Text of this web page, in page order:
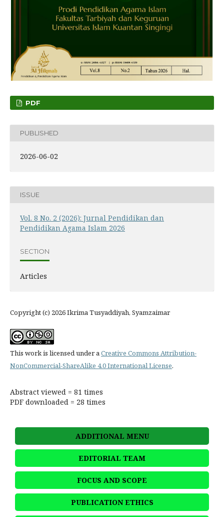
PDF
PUBLISHED
2026-06-02
ISSUE
Vol. 8 No. 2 (2026): Jurnal Pendidikan dan
Pendidikan Agama Islam 2026
SECTION
Articles
Copyright (c) 2026 Ikrima Tusyaddiyah, Syamzaimar
This work is licensed under aCreative Commons Attribution-
NonCommercial-ShareAlike 4.0 International License.
Abstract viewed = 81 times
PDF downloaded = 28 times
ADDITIONAL MENU
EDITORIAL TEAM
FOCUS AND SCOPE
PUBLICATION ETHICS